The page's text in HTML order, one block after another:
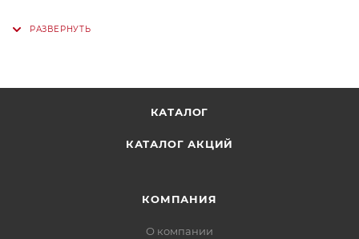
КАТАЛОГ
КАТАЛОГ АКЦИЙ
КОМПАНИЯ
О компании